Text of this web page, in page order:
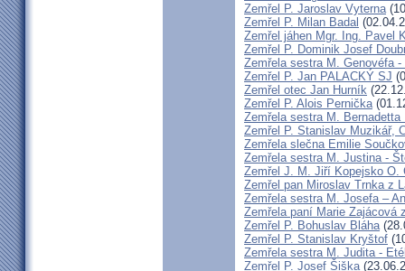
Zemřel P. Jaroslav Vyterna
Zemřel P. Milan Badal
Zemřel jáhen Mgr. Ing. Pavel
Zemřel P. Dominik Josef
Zemřela sestra M. Genovéfa
Zemřel P. Jan PALACKÝ SJ
Zemřel otec Jan Hurník
Zemřel P. Alois Pernička
Zemřela sestra M. Bernadetta
Zemřel P. Stanislav Muzikář,
Zemřela slečna Emilie
Zemřela sestra M. Justina -
Zemřel J. M. Jiří Kopejsko O.
Zemřel pan Miroslav Trnka z
Zemřela sestra M. Josefa –
Zemřela paní Marie Zajácová
Zemřel P. Bohuslav Bláha
Zemřel P. Stanislav Kryštof
Zemřela sestra M. Judita -
Zemřel P. Josef Šiška